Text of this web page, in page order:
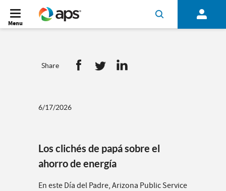
Menu
6/17/2026
Share
Los clichés de papá sobre el
ahorro de energía
En este Día del Padre, Arizona Public Service